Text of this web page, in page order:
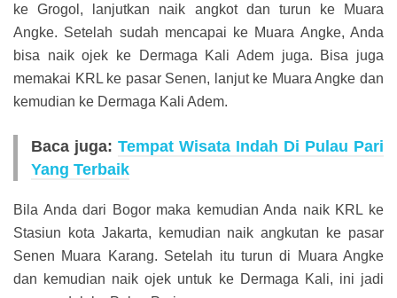
ke Grogol, lanjutkan naik angkot dan turun ke Muara
Angke. Setelah sudah mencapai ke Muara Angke, Anda
bisa naik ojek ke Dermaga Kali Adem juga. Bisa juga
memakai KRL ke pasar Senen, lanjut ke Muara Angke dan
kemudian ke Dermaga Kali Adem.
Baca juga: Tempat Wisata Indah Di Pulau Pari
Yang Terbaik
Bila Anda dari Bogor maka kemudian Anda naik KRL ke
Stasiun kota Jakarta, kemudian naik angkutan ke pasar
Senen Muara Karang. Setelah itu turun di Muara Angke
dan kemudian naik ojek untuk ke Dermaga Kali, ini jadi